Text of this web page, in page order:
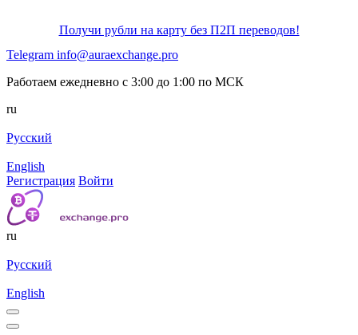
Получи рубли на карту без П2П переводов!
Telegram info@auraexchange.pro
Работаем ежедневно с 3:00 до 1:00 по МСК
ru
Русский
English
Регистрация Войти
ru
Русский
English